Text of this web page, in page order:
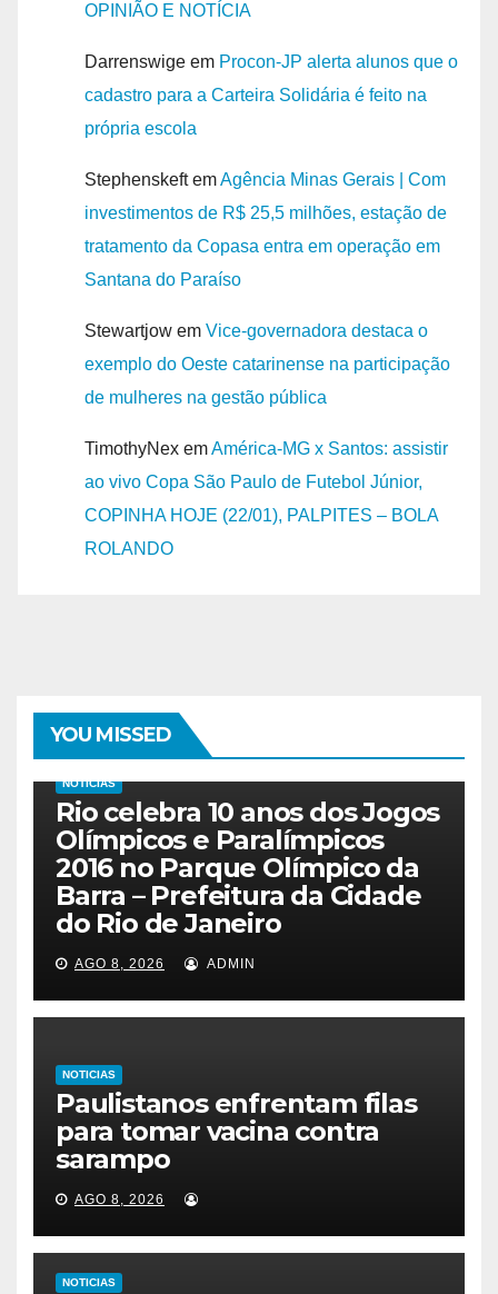
OPINIÃO E NOTÍCIA
Darrenswige em Procon-JP alerta alunos que o
cadastro para a Carteira Solidária é feito na
própria escola
StephenskeftemAgência Minas Gerais | Com
investimentos de R$ 25,5 milhões, estação de
tratamento da Copasa entra em operação em
Santana do Paraíso
Stewartjow em Vice-governadora destaca o
exemplo do Oeste catarinense na participação
de mulheres na gestão pública
TimothyNex emAmérica-MG x Santos: assistir
ao vivo Copa São Paulo de Futebol Júnior,
COPINHA HOJE (22/01), PALPITES – BOLA
ROLANDO
YOU MISSED
NOTICIAS
Rio celebra 10 anos dos Jogos
Olímpicos e Paralímpicos
2016 no Parque Olímpico da
Barra – Prefeitura da Cidade
do Rio de Janeiro
AGO 8, 2026 ADMIN
NOTICIAS
Paulistanos enfrentam filas
para tomar vacina contra
sarampo
AGO 8, 2026
NOTICIAS